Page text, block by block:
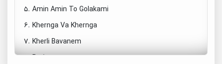
5. Amin Amin To Golakami
6. Khernga Va Khernga
7. Kherli Bavanem
8. Pari